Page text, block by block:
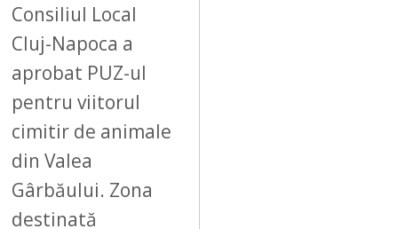
Consiliul Local
Cluj-Napoca a
aprobat PUZ-ul
pentru viitorul
cimitir de animale
din Valea
Gârbăului. Zona
destinată